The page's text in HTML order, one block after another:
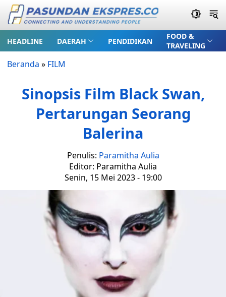
HEADLINE DAERAH PENDIDIKAN
FOOD &
TRAVELING
Beranda » FILM
Sinopsis Film Black Swan,
Pertarungan Seorang
Balerina
Penulis: Paramitha Aulia
Editor: Paramitha Aulia
Senin, 15 Mei 2023 - 19:00